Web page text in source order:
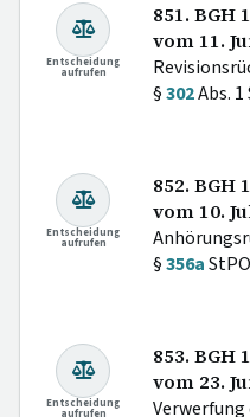
Entscheidung
aufrufen
851. BGH
vom 11.
§302Abs.
Entscheidung
aufrufen
852. BGH
vom 10.
§356aStPO
Entscheidung
aufrufen
853. BGH
vom 23.